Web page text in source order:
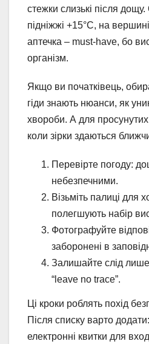
стежки слизькі після
підніжжі +15°C, на
аптечка – must-have, бо
організм.
Якщо ви початківець,
гіди знають нюанси, як
хвороби. А для
коли зірки здаються
Перевірте погоду:
небезпечними.
Візьміть палиці для
полегшують набір
Фотографуйте
заборонені в
Залишайте слід
“leave no trace”.
Ці кроки роблять похід
Після списку варто
електронні квитки для